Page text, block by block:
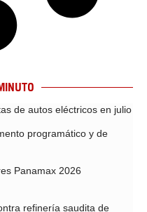
de autos eléctricos en julio
programático y de
Panamax 2026
refinería saudita de